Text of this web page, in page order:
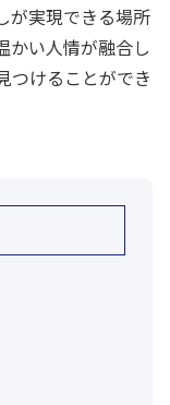
が実現できる場所
かい人情が融合し
つけることができ